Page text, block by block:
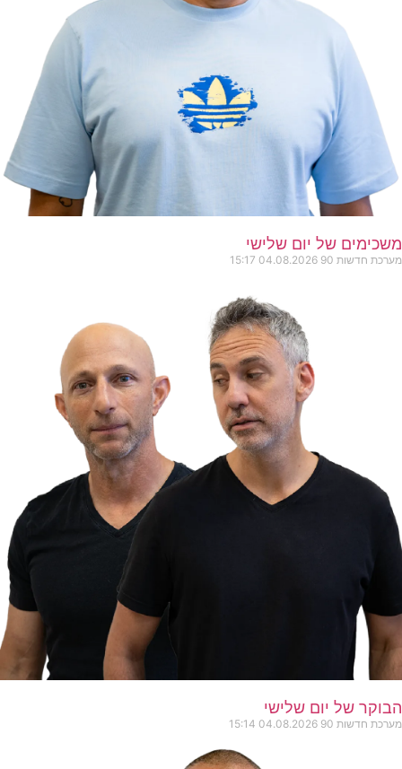
משכימים של יום שלישי
מערכת חדשות 90 04.08.2026
15:17
הבוקר של יום שלישי
מערכת חדשות 90 04.08.2026
15:14